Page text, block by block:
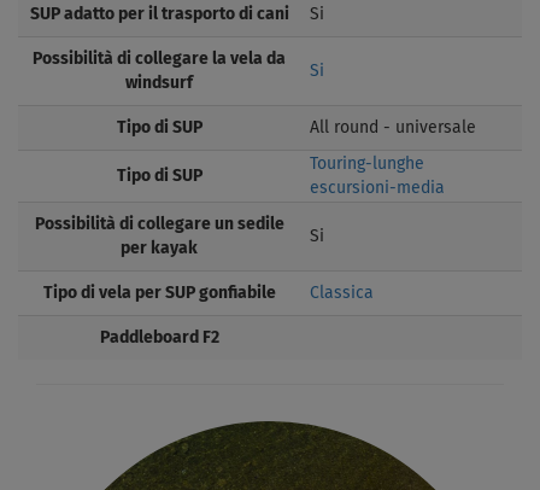
SUP adatto per il trasporto di cani Si
Possibilità di collegare la vela da
windsurf
Si
Tipo di SUP All round - universale
Tipo di SUP
Touring-lunghe
escursioni-media
Possibilità di collegare un sedile
per kayak
Si
Tipo di vela per SUP gonfiabile Classica
Paddleboard F2